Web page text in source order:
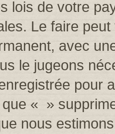
lois de votre
Le faire
avec
le jugeons
pour
« »
nous